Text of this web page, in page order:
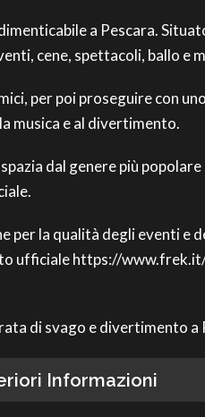
a Pescara.
cene, spettacoli, ballo e
per poi proseguire con
musica e al divertimento.
dal genere più
la qualità degli eventi e
ufficiale https://
di svago e divertimento a
Informazioni